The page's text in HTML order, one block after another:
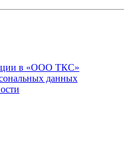
в «ООО ТКС»
данных